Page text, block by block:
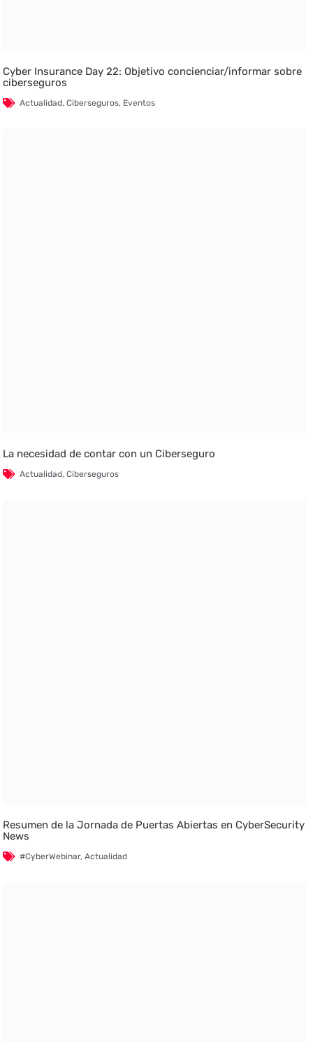
Cyber Insurance Day 22: Objetivo concienciar/informar sobre
ciberseguros
Actualidad,Ciberseguros, Eventos
La necesidad de contar con un Ciberseguro
Actualidad,Ciberseguros
Resumen de la Jornada de Puertas Abiertas en CyberSecurity
News
#CyberWebinar,Actualidad